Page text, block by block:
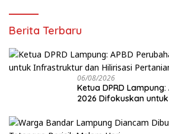
Berita Terbaru
06/08/2026
Ketua DPRD
2026 Difokuskan